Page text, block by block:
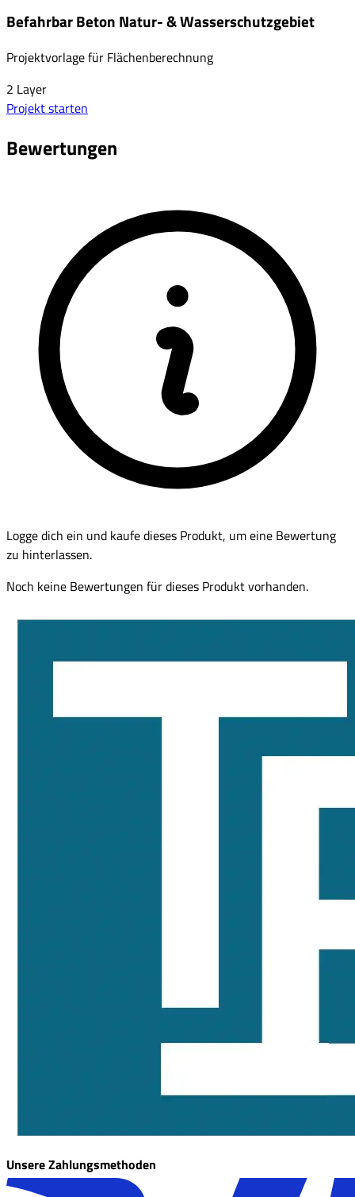
Befahrbar Beton Natur- & Wasserschutzgebiet
Projektvorlage für Flächenberechnung
2 Layer
Projekt starten
Bewertungen
Logge dich ein und kaufe dieses Produkt, um eine Bewertung
zu hinterlassen.
Noch keine Bewertungen für dieses Produkt vorhanden.
Unsere Zahlungsmethoden